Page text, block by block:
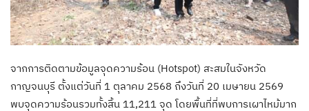
จากการติดตามข้อมูลจุดความร้อน (Hotspot) สะสมในจังหวัด
กาญจนบุรี ตั้งแต่วันที่ 1 ตุลาคม 2568 ถึงวันที่ 20 เมษายน 2569
พบจุดความร้อนรวมทั้งสิ้น 11,211 จุด โดยพื้นที่ที่พบการเผาไหม้มาก